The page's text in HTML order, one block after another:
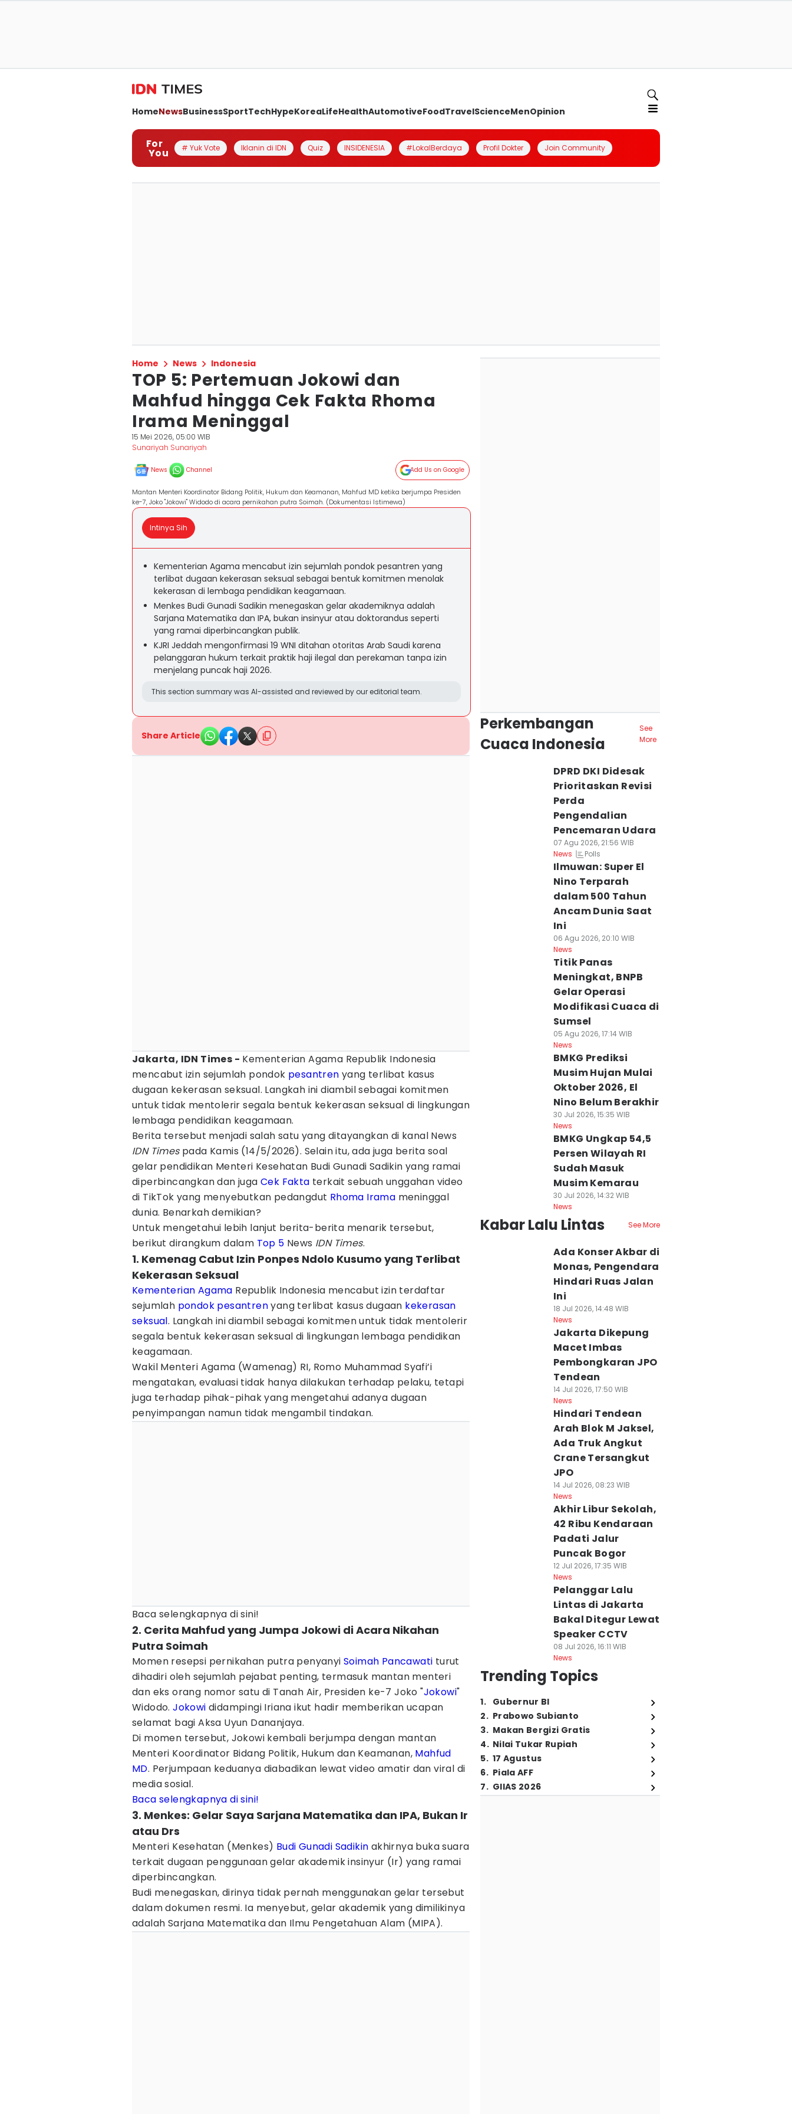
HomeNewsBusinessSportTechHypeKoreaLifeHealthAutomotiveFoodTravelScienceMenOpinion
For
You # Yuk Vote Iklanin di IDN Quiz INSIDENESIA #LokalBerdaya Profil Dokter Join Community
Home News Indonesia
TOP 5: Pertemuan Jokowi dan
Mahfud hingga Cek Fakta Rhoma
Irama Meninggal
15 Mei 2026, 05:00 WIB
Sunariyah Sunariyah
News Channel Add Us on Google
Mantan Menteri Koordinator Bidang Politik, Hukum dan Keamanan, Mahfud MD ketika berjumpa Presiden
ke-7, Joko "Jokowi" Widodo di acara pernikahan putra Soimah. (Dokumentasi Istimewa)
Intinya Sih
Kementerian Agama mencabut izin sejumlah pondok pesantren yang
terlibat dugaan kekerasan seksual sebagai bentuk komitmen menolak
kekerasan di lembaga pendidikan keagamaan.
Menkes Budi Gunadi Sadikin menegaskan gelar akademiknya adalah
Sarjana Matematika dan IPA, bukan insinyur atau doktorandus seperti
yang ramai diperbincangkan publik.
KJRI Jeddah mengonfirmasi 19 WNI ditahan otoritas Arab Saudi karena
pelanggaran hukum terkait praktik haji ilegal dan perekaman tanpa izin
menjelang puncak haji 2026.
This section summary was AI-assisted and reviewed by our editorial team.
Share Article
Jakarta, IDN Times - Kementerian Agama Republik Indonesia
mencabut izin sejumlah pondok pesantren yang terlibat kasus
dugaan kekerasan seksual. Langkah ini diambil sebagai komitmen
untuk tidak mentolerir segala bentuk kekerasan seksual di lingkungan
lembaga pendidikan keagamaan.
Berita tersebut menjadi salah satu yang ditayangkan di kanal News
IDN Times pada Kamis (14/5/2026). Selain itu, ada juga berita soal
gelar pendidikan Menteri Kesehatan Budi Gunadi Sadikin yang ramai
diperbincangkan dan juga Cek Fakta terkait sebuah unggahan video
di TikTok yang menyebutkan pedangdut Rhoma Irama meninggal
dunia. Benarkah demikian?
Untuk mengetahui lebih lanjut berita-berita menarik tersebut,
berikut dirangkum dalam Top 5 News IDN Times.
1. Kemenag Cabut Izin Ponpes Ndolo Kusumo yang Terlibat
Kekerasan Seksual
Kementerian Agama Republik Indonesia mencabut izin terdaftar
sejumlah pondok pesantrenyang terlibat kasus dugaan kekerasan
seksual. Langkah ini diambil sebagai komitmen untuk tidak mentolerir
segala bentuk kekerasan seksual di lingkungan lembaga pendidikan
keagamaan.
Wakil Menteri Agama (Wamenag) RI, Romo Muhammad Syafi’i
mengatakan, evaluasi tidak hanya dilakukan terhadap pelaku, tetapi
juga terhadap pihak-pihak yang mengetahui adanya dugaan
penyimpangan namun tidak mengambil tindakan.
Baca selengkapnya di sini!
2. Cerita Mahfud yang Jumpa Jokowi di Acara Nikahan
Putra Soimah
Momen resepsi pernikahan putra penyanyi Soimah Pancawati turut
dihadiri oleh sejumlah pejabat penting, termasuk mantan menteri
dan eks orang nomor satu di Tanah Air, Presiden ke-7 Joko "Jokowi"
Widodo.Jokowi didampingi Iriana ikut hadir memberikan ucapan
selamat bagi Aksa Uyun Dananjaya.
Di momen tersebut, Jokowi kembali berjumpa dengan mantan
Menteri Koordinator Bidang Politik, Hukum dan Keamanan, Mahfud
MD. Perjumpaan keduanya diabadikan lewat video amatir dan viral di
media sosial.
Baca selengkapnya di sini!
3. Menkes: Gelar Saya Sarjana Matematika dan IPA, Bukan Ir
atau Drs
Menteri Kesehatan (Menkes) Budi Gunadi Sadikin akhirnya buka suara
terkait dugaan penggunaan gelar akademik insinyur (Ir) yang ramai
diperbincangkan.
Budi menegaskan, dirinya tidak pernah menggunakan gelar tersebut
dalam dokumen resmi. Ia menyebut, gelar akademik yang dimilikinya
adalah Sarjana Matematika dan Ilmu Pengetahuan Alam (MIPA).
Perkembangan
Cuaca Indonesia
See
More
DPRD DKI Didesak
Prioritaskan Revisi
Perda
Pengendalian
Pencemaran Udara
07 Agu 2026, 21:56 WIB
News
Polls
Ilmuwan: Super El
Nino Terparah
dalam 500 Tahun
Ancam Dunia Saat
Ini
06 Agu 2026, 20:10 WIB
News
Titik Panas
Meningkat, BNPB
Gelar Operasi
Modifikasi Cuaca di
Sumsel
05 Agu 2026, 17:14 WIB
News
BMKG Prediksi
Musim Hujan Mulai
Oktober 2026, El
Nino Belum Berakhir
30 Jul 2026, 15:35 WIB
News
BMKG Ungkap 54,5
Persen Wilayah RI
Sudah Masuk
Musim Kemarau
30 Jul 2026, 14:32 WIB
News
Kabar Lalu Lintas See More
Ada Konser Akbar di
Monas, Pengendara
Hindari Ruas Jalan
Ini
18 Jul 2026, 14:48 WIB
News
Jakarta Dikepung
Macet Imbas
Pembongkaran JPO
Tendean
14 Jul 2026, 17:50 WIB
News
Hindari Tendean
Arah Blok M Jaksel,
Ada Truk Angkut
Crane Tersangkut
JPO
14 Jul 2026, 08:23 WIB
News
Akhir Libur Sekolah,
42 Ribu Kendaraan
Padati Jalur
Puncak Bogor
12 Jul 2026, 17:35 WIB
News
Pelanggar Lalu
Lintas di Jakarta
Bakal Ditegur Lewat
Speaker CCTV
08 Jul 2026, 16:11 WIB
News
Trending Topics
1. Gubernur BI
2. Prabowo Subianto
3. Makan Bergizi Gratis
4. Nilai Tukar Rupiah
5. 17 Agustus
6. Piala AFF
7. GIIAS 2026